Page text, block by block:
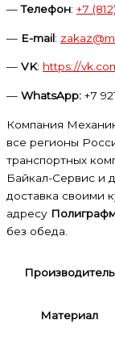
—Телефон: +7
— E-mail:
— VK: https://
— WhatsApp: +7
Компания
все регионы
транспортных
Байкал-Сервис и
доставка своими
адресу
без обеда.
Производитель
Материал